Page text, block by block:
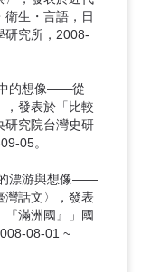
生・言語，日
研究所，2008-
中的想像――從
，發表於「比較
研究院台灣史研
05。
的漂游與想像――
灣話文〉，發表
滿洲國』」國
08-01 ~